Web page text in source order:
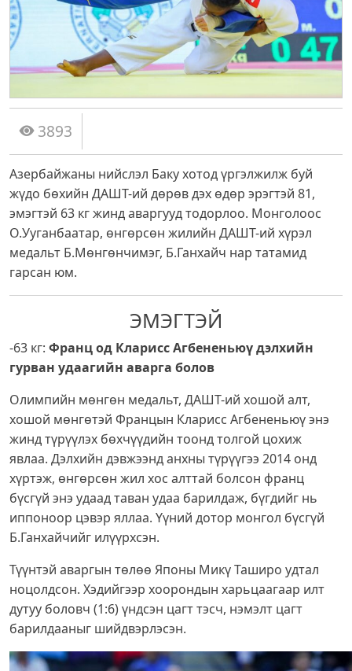
3893
Азербайжаны нийслэл Баку хотод үргэлжилж буй
жүдо бөхийн ДАШТ-ий дөрөв дэх өдөр эрэгтэй 81,
эмэгтэй 63 кг жинд аваргууд тодорлоо. Монголоос
О.Ууганбаатар, өнгөрсөн жилийн ДАШТ-ий хүрэл
медальт Б.Мөнгөнчимэг, Б.Ганхайч нар татамид
гарсан юм.
ЭМЭГТЭЙ
-63 кг: Франц од Кларисс Агбененьюү дэлхийн
гурван удаагийн аварга болов
Олимпийн мөнгөн медальт, ДАШТ-ий хошой алт,
хошой мөнгөтэй Францын Кларисс Агбененьюү энэ
жинд түрүүлэх бөхчүүдийн тоонд толгой цохиж
явлаа. Дэлхийн дэвжээнд анхны түрүүгээ 2014 онд
хүртэж, өнгөрсөн жил хос алттай болсон франц
бүсгүй энэ удаад таван удаа барилдаж, бүгдийг нь
иппоноор цэвэр яллаа. Үүний дотор монгол бүсгүй
Б.Ганхайчийг илүүрхсэн.
Түүнтэй аваргын төлөө Японы Микү Таширо удтал
ноцолдсон. Хэдийгээр хоорондын харьцаагаар илт
дутуу боловч (1:6) үндсэн цагт тэсч, нэмэлт цагт
барилдааныг шийдвэрлэсэн.